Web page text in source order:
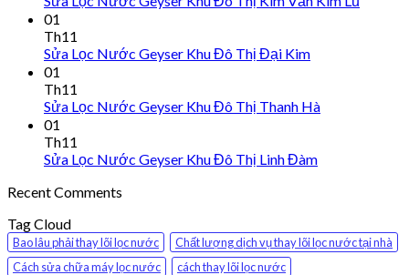
01
Th11
Sửa Lọc Nước Geyser Khu Đô Thị Đại Kim
01
Th11
Sửa Lọc Nước Geyser Khu Đô Thị Thanh Hà
01
Th11
Sửa Lọc Nước Geyser Khu Đô Thị Linh Đàm
Recent Comments
Tag Cloud
Bao lâu phải thay lõi lọc nước
Chất lượng dịch vụ thay lõi lọc nước tại nhà
Cách sửa chữa máy lọc nước
cách thay lõi lọc nước